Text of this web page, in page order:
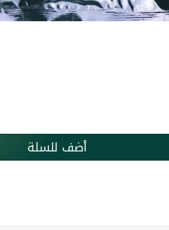
أضف للسلة